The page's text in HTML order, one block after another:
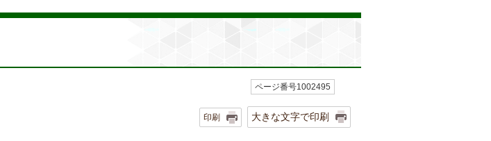
ページ番号1002495
印刷 大きな文字で印刷